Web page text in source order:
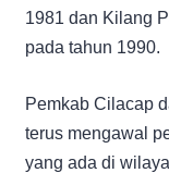
1981 dan Kilang
pada tahun 1990.
Pemkab Cilacap
terus mengawal
yang ada di